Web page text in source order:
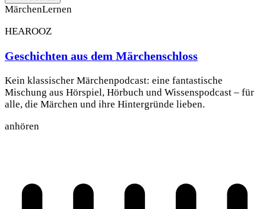
MärchenLernen
HEAROOZ
Geschichten aus dem Märchenschloss
Kein klassischer Märchenpodcast: eine fantastische
Mischung aus Hörspiel, Hörbuch und Wissenspodcast – für
alle, die Märchen und ihre Hintergründe lieben.
anhören